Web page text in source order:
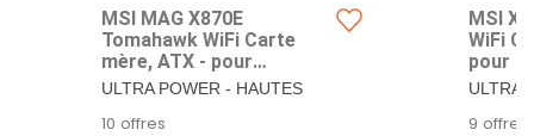
MSI MAG X870E
Tomahawk WiFi Carte
mère, ATX - pour
processeurs AMD Ryzen
VRM 80A SPS, DDR5
ULTRA POWER - HAUTES
DERNIERS PROCESSEURS
10 offres
MSI
WiFi
pour
Ryzen
DDR5
ULTRA
9 offres